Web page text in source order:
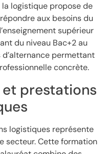
logistique propose de
aux besoins du
supérieur
du niveau Bac+2 au
permettant
concrète.
et prestations
logistiques représente
secteur. Cette formation